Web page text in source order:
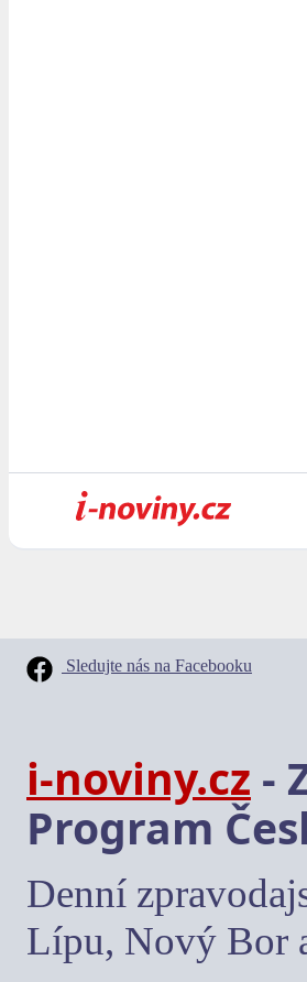
Sledujte nás na Facebooku
i-noviny.cz -
Program
Denní
Lípu, Nový Bor